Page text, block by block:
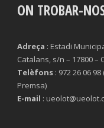
ON TROBAR-
Adreça : Estadi
Catalans, s/n – 17800 –
Telèfons : 972 26 06
Premsa)
E-mail :